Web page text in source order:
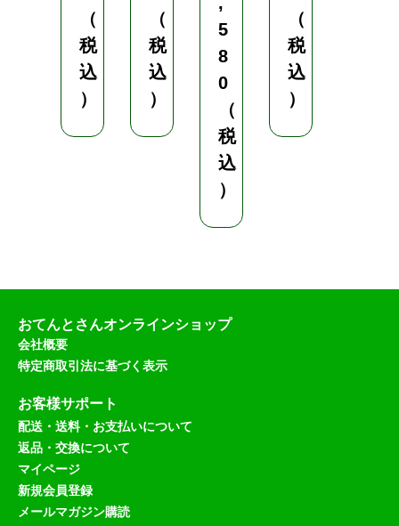
（
税
込
）
（
税
込
）
5
8
0
（
税
込
）
（
税
込
）
おてんとさんオンラインショップ
会社概要
特定商取引法に基づく表示
お客様サポート
配送・送料・お支払いについて
返品・交換について
マイページ
新規会員登録
メールマガジン購読